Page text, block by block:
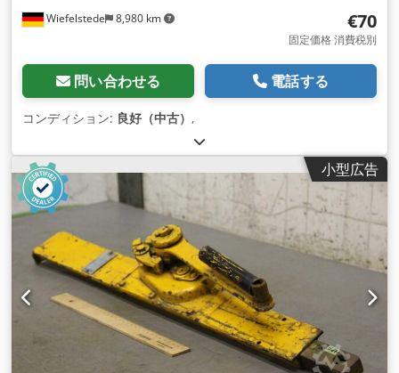
Wiefelstede 8,980 km €70
固定価格 消費税別
問い合わせる 電話する
コンディション: 良好（中古） ,
小型広告